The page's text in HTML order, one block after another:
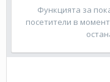
Функцията за
посетители в